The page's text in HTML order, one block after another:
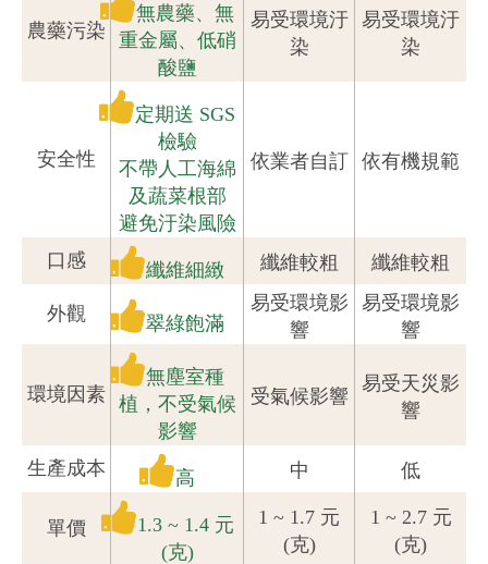
農藥污染
無農藥、無
重金屬、低硝
酸鹽
易受環境汙
染
易受環境汙
染
安全性
定期送 SGS
檢驗
不帶人工海綿
及蔬菜根部
避免汙染風險
依業者自訂 依有機規範
口感 纖維細緻 纖維較粗 纖維較粗
外觀 翠綠飽滿
易受環境影
響
易受環境影
響
環境因素
無塵室種
植，不受氣候
影響
受氣候影響
易受天災影
響
生產成本 高 中 低
單價
1.3 ~ 1.4 元
(克)
1 ~ 1.7 元
(克)
1 ~ 2.7 元
(克)